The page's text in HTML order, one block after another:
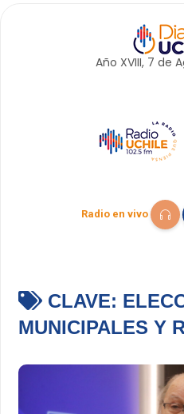
Año XVIII, 7 de
Radio en vivo
CLAVE:
MUNICIPALES Y